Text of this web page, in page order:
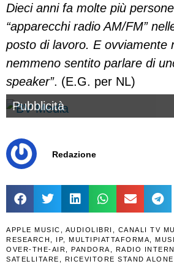
Dieci anni fa molte più
“apparecchi radio AM/FM”
posto di lavoro. E ovviamente
nemmeno sentito parlare di
speaker”. (E.G. per NL)
Pubblicità
Redazione
APPLE MUSIC , AUDIOLIBRI , CANALI TV
RESEARCH , IP, MULTIPIATTAFORMA,
OVER-THE-AIR, PANDORA, RADIO
SATELLITARE , RICEVITORE STAND ALONE